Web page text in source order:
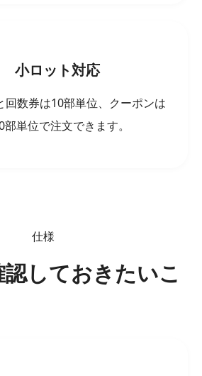
小ロット対応
回数券は10部単位、クーポンは
部単位で注文できます。
仕様
しておきたいこ